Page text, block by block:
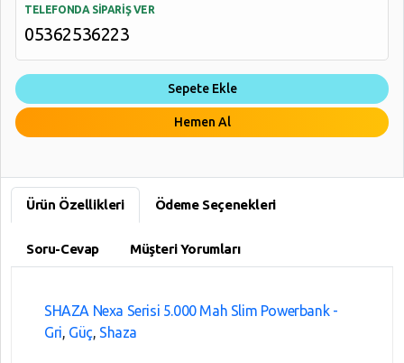
TELEFONDA SİPARİŞ VER
05362536223
Sepete Ekle
Hemen Al
Ürün Özellikleri Ödeme Seçenekleri
Soru-Cevap Müşteri Yorumları
SHAZA Nexa Serisi 5.000 Mah Slim Powerbank -
Gri Güç Shaza